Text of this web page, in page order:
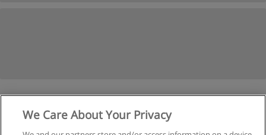
Następne
We Care About Your Privacy